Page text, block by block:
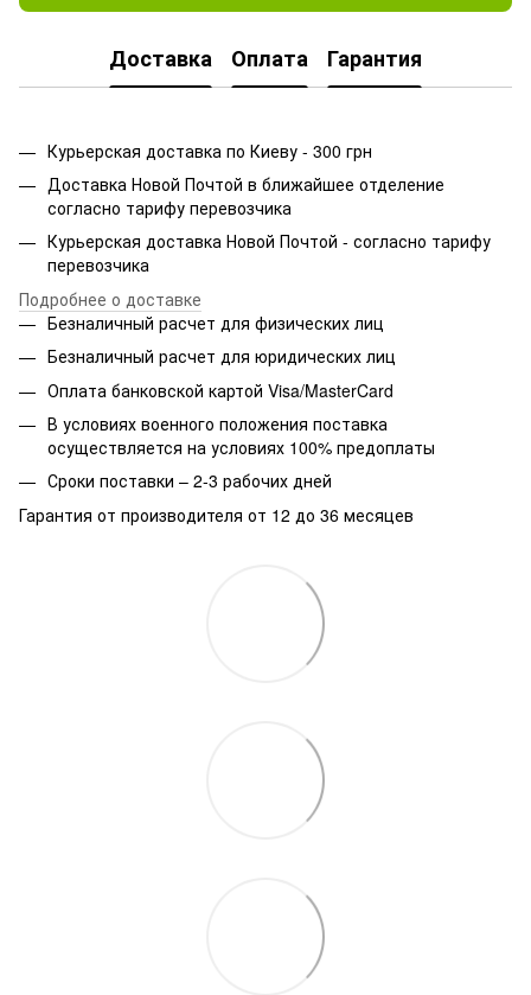
Доставка Оплата Гарантия
Курьерская доставка по Киеву - 300 грн
Доставка Новой Почтой в ближайшее отделение
согласно тарифу перевозчика
Курьерская доставка Новой Почтой - согласно тарифу
перевозчика
Подробнее о доставке
Безналичный расчет для физических лиц
Безналичный расчет для юридических лиц
Оплата банковской картой Visa/MasterCard
В условиях военного положения поставка
осуществляется на условиях 100% предоплаты
Сроки поставки – 2-3 рабочих дней
Гарантия от производителя от 12 до 36 месяцев